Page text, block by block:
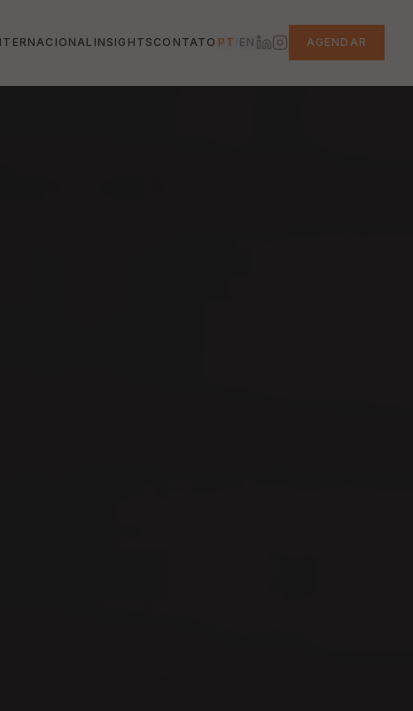
INSIGHTS CONTATO PT EN AGENDAR